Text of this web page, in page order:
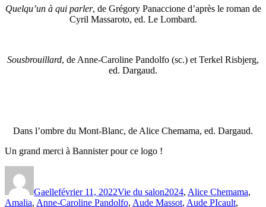
Quelqu’un à qui parler, de Grégory Panaccione d’après le roman de
Cyril Massaroto, ed. Le Lombard.
Sousbrouillard, de Anne-Caroline Pandolfo (sc.) et Terkel Risbjerg,
ed. Dargaud.
Dans l’ombre du Mont-Blanc, de Alice Chemama, ed. Dargaud.
Un grand merci à Bannister pour ce logo !
Gaellefévrier 11, 2022Vie du salon2024, Alice Chemama,
Amalia, Anne-Caroline Pandolfo, Aude Massot, Aude PIcault,